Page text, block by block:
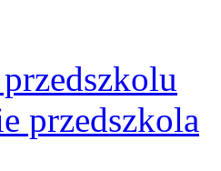
przedszkola